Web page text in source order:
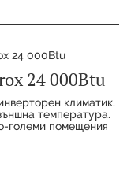
24 000Btu
климатик,
температура.
големи помещения